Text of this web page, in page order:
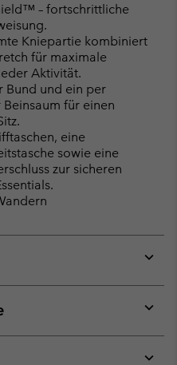
– fortschrittliche
Kniepartie kombiniert
für maximale
Aktivität.
Bund und ein per
für einen
eine
sowie eine
zur sicheren
or
or